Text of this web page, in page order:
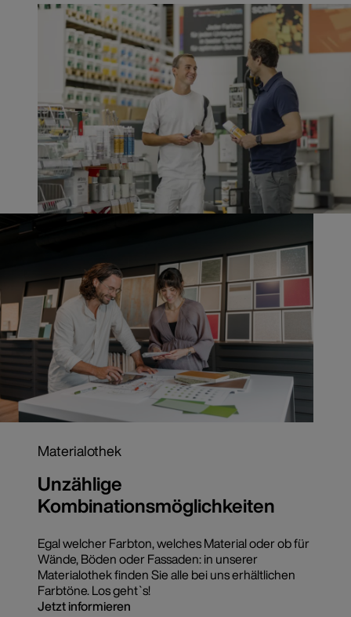
Materialothek
Unzählige
Kombinationsmöglichkeiten
Egal welcher Farbton, welches Material oder ob für
Wände, Böden oder Fassaden: in unserer
Materialothek finden Sie alle bei uns erhältlichen
Farbtöne. Los geht`s!
Jetzt informieren